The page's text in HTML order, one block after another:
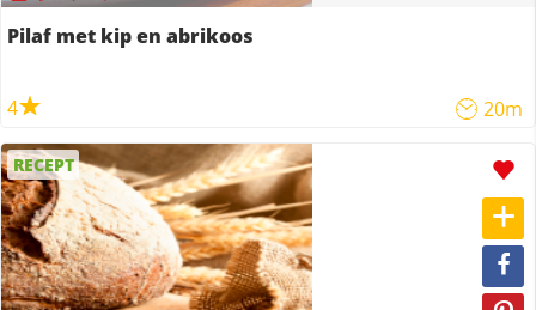
Pilaf met kip en abrikoos
4 20m
RECEPT